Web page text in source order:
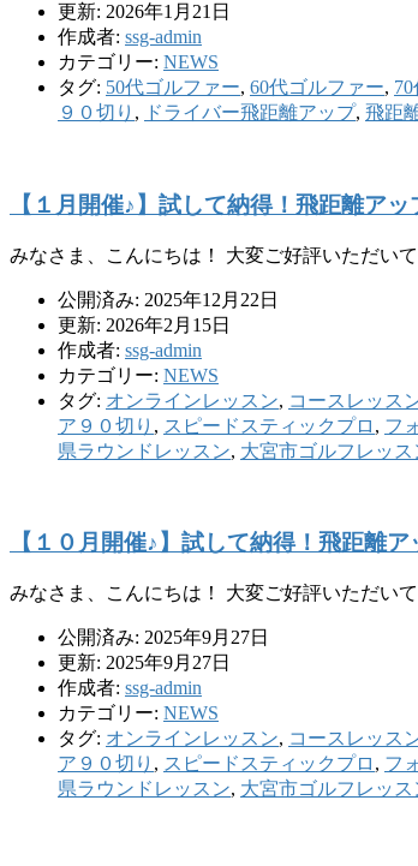
更新: 2026年1月21日
作成者: ssg-admin
カテゴリー: NEWS
タグ: 50代ゴルファー, 60代ゴルファー,
９０切り , ドライバー飛距離アップ, 飛距
【１月開催♪】試して納得！飛距離ア
みなさま、こんにちは！ 大変ご好評いただい
公開済み: 2025年12月22日
更新: 2026年2月15日
作成者: ssg-admin
カテゴリー: NEWS
タグ: オンラインレッスン, コースレッス
ア９０切り , スピードスティックプロ , フ
県ラウンドレッスン, 大宮市ゴルフレッス
【１０月開催♪】試して納得！飛距離
みなさま、こんにちは！ 大変ご好評いただい
公開済み: 2025年9月27日
更新: 2025年9月27日
作成者: ssg-admin
カテゴリー: NEWS
タグ: オンラインレッスン, コースレッス
ア９０切り , スピードスティックプロ , フ
県ラウンドレッスン, 大宮市ゴルフレッス